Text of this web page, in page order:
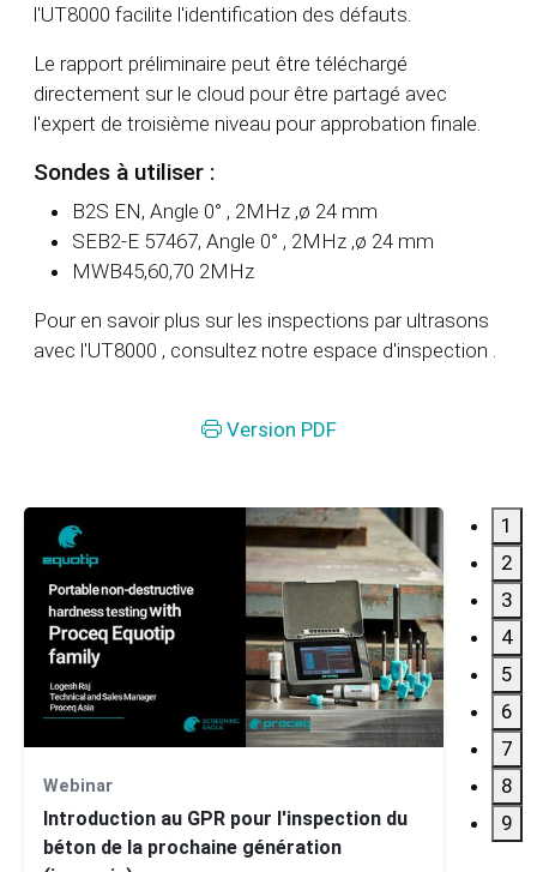
l'UT8000 facilite l'identification des défauts.
Le rapport préliminaire peut être téléchargé
directement sur le cloud pour être partagé avec
l'expert de troisième niveau pour approbation finale.
Sondes à utiliser :
B2S EN, Angle 0° , 2MHz ,ø 24 mm
SEB2-E 57467, Angle 0° , 2MHz ,ø 24 mm
MWB45,60,70 2MHz
Pour en savoir plus sur les inspections par ultrasons
avec l'UT8000 , consultez notre espace d'inspection .
Version PDF
Webinar
Introduction au GPR pour l'inspection du
béton de la prochaine génération
1
2
3
4
5
6
7
8
9